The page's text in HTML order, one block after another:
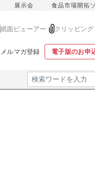
展示会 食品市場開拓
紙面ビューアー クリッピング
メルマガ登録 電子版のお申